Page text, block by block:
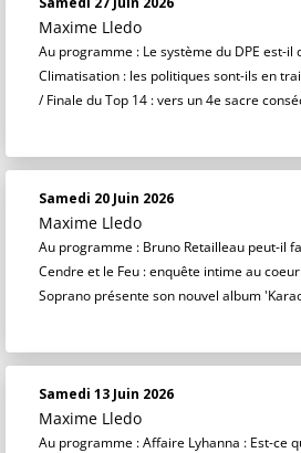
Maxime Lledo
Au programme : Le système du DPE est-il
Climatisation : les politiques sont-ils en
/ Finale du Top 14 : vers un 4e sacre
Samedi 20 Juin 2026
Maxime Lledo
Au programme : Bruno Retailleau peut-il
Cendre et le Feu : enquête intime au
Soprano présente son nouvel album
Samedi 13 Juin 2026
Maxime Lledo
Au programme : Affaire Lyhanna : Est-ce